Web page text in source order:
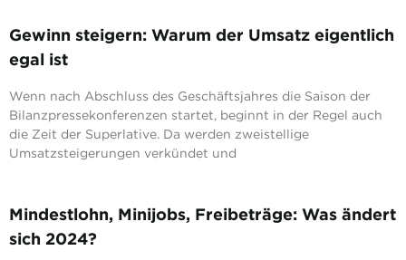
Gewinn steigern: Warum der Umsatz eigentlich
egal ist
Wenn nach Abschluss des Geschäftsjahres die Saison der
Bilanzpressekonferenzen startet, beginnt in der Regel auch
die Zeit der Superlative. Da werden zweistellige
Umsatzsteigerungen verkündet und
Mindestlohn, Minijobs, Freibeträge: Was ändert
sich 2024?